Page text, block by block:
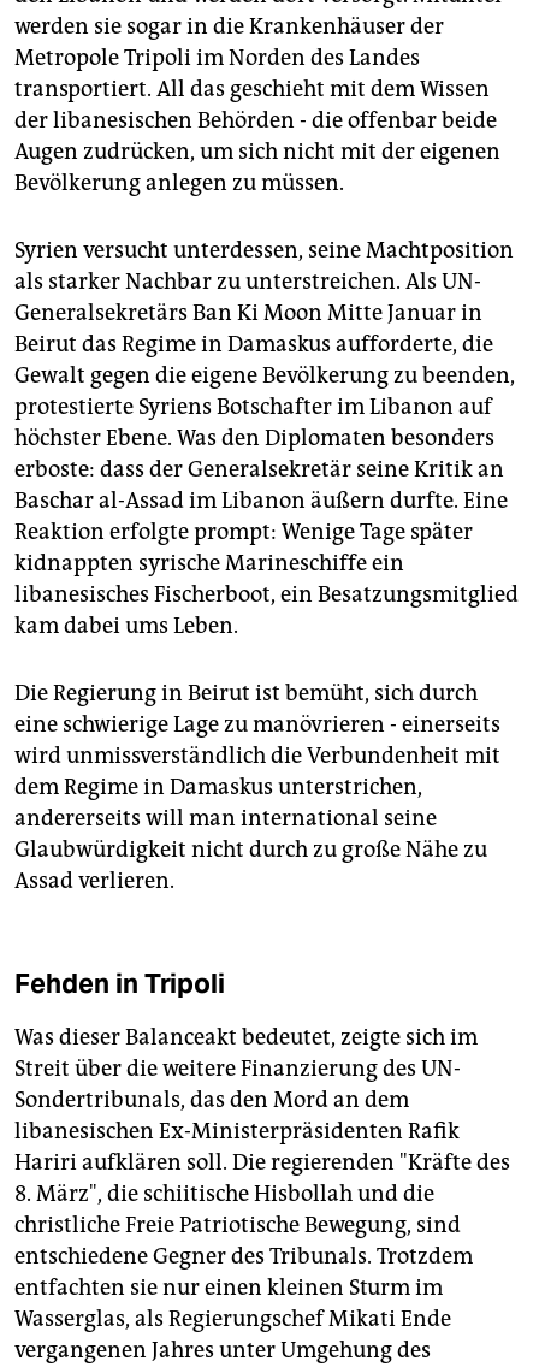
werden sie sogar in die Krankenhäuser der
Metropole Tripoli im Norden des Landes
transportiert. All das geschieht mit dem Wissen
der libanesischen Behörden - die offenbar beide
Augen zudrücken, um sich nicht mit der eigenen
Bevölkerung anlegen zu müssen.
Syrien versucht unterdessen, seine Machtposition
als starker Nachbar zu unterstreichen. Als UN-
Generalsekretärs Ban Ki Moon Mitte Januar in
Beirut das Regime in Damaskus aufforderte, die
Gewalt gegen die eigene Bevölkerung zu beenden,
protestierte Syriens Botschafter im Libanon auf
höchster Ebene. Was den Diplomaten besonders
erboste: dass der Generalsekretär seine Kritik an
Baschar al-Assad im Libanon äußern durfte. Eine
Reaktion erfolgte prompt: Wenige Tage später
kidnappten syrische Marineschiffe ein
libanesisches Fischerboot, ein Besatzungsmitglied
kam dabei ums Leben.
Die Regierung in Beirut ist bemüht, sich durch
eine schwierige Lage zu manövrieren - einerseits
wird unmissverständlich die Verbundenheit mit
dem Regime in Damaskus unterstrichen,
andererseits will man international seine
Glaubwürdigkeit nicht durch zu große Nähe zu
Assad verlieren.
Fehden in Tripoli
Was dieser Balanceakt bedeutet, zeigte sich im
Streit über die weitere Finanzierung des UN-
Sondertribunals, das den Mord an dem
libanesischen Ex-Ministerpräsidenten Rafik
Hariri aufklären soll. Die regierenden "Kräfte des
8. März", die schiitische Hisbollah und die
christliche Freie Patriotische Bewegung, sind
entschiedene Gegner des Tribunals. Trotzdem
entfachten sie nur einen kleinen Sturm im
Wasserglas, als Regierungschef Mikati Ende
vergangenen Jahres unter Umgehung des